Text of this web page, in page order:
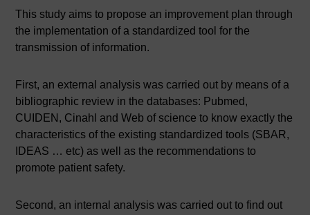
This study aims to propose an improvement plan through
the implementation of a standardized tool for the
transmission of information.
First, an external analysis was carried out by means of a
bibliographic review in the databases: Pubmed,
CUIDEN, Cinahl and Web of science to know exactly the
characteristics of the existing standardized tools (SBAR,
IDEAS … etc) as well as the recommendations to
promote patient safety.
Second, an internal analysis was carried out to find out